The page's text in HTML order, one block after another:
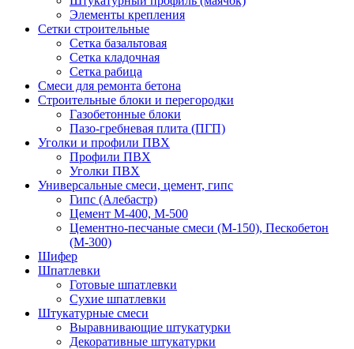
Элементы крепления
Сетки строительные
Сетка базальтовая
Сетка кладочная
Сетка рабица
Смеси для ремонта бетона
Строительные блоки и перегородки
Газобетонные блоки
Пазо-гребневая плита (ПГП)
Уголки и профили ПВХ
Профили ПВХ
Уголки ПВХ
Универсальные смеси, цемент, гипс
Гипс (Алебастр)
Цемент М-400, М-500
Цементно-песчаные смеси (М-150), Пескобетон
(М-300)
Шифер
Шпатлевки
Готовые шпатлевки
Сухие шпатлевки
Штукатурные смеси
Выравнивающие штукатурки
Декоративные штукатурки